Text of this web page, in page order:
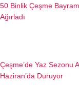
50 Binlik Çeşme
Ağırladı
Çeşme’de Yaz Sezonu
Haziran’da Duruyor